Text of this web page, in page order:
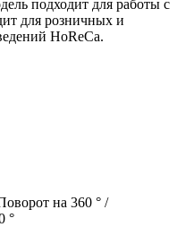
подходит для работы с
для розничных и
HoReCa.
на 360 ° /
°